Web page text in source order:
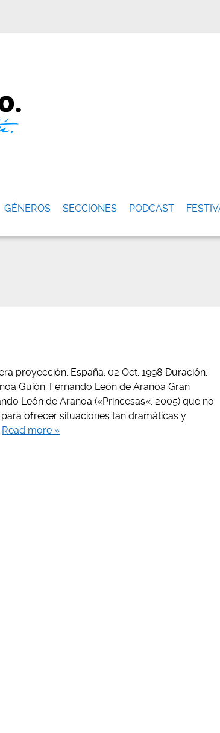
GÉNEROS SECCIONES PODCAST
proyección: España, 02 Oct. 1998 Duración:
Guión: Fernando León de Aranoa Gran
León de Aranoa («Princesas«, 2005) que no
ofrecer situaciones tan dramáticas y
Read more »